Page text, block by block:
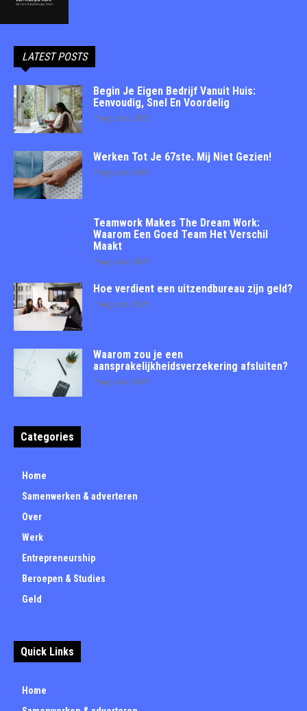
LATEST POSTS
Begin Je Eigen Bedrijf Vanuit Huis:
Eenvoudig, Snel En Voordelig
7 augustus 2026
Werken Tot Je 67ste. Mij Niet Gezien!
7 augustus 2026
Teamwork Makes The Dream Work:
Waarom Een Goed Team Het Verschil
Maakt
7 augustus 2026
Hoe verdient een uitzendbureau zijn geld?
7 augustus 2026
Waarom zou je een
aansprakelijkheidsverzekering afsluiten?
7 augustus 2026
Categories
Home
Samenwerken & adverteren
Over
Werk
Entrepreneurship
Beroepen & Studies
Geld
Quick Links
Home